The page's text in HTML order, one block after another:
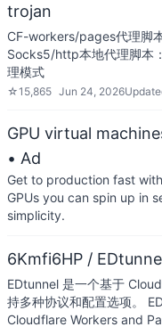
trojan
CF-workers/pages代理脚
Socks5/http本地代理脚本
理模式
☆15,865 Jun 24, 2026
GPU virtual
• Ad
Get to production fast
GPUs you can spin up in
simplicity.
6Kmfi6HP /
EDtunnel 是一个基于
持多种协议和配置选项。
Cloudflare Workers and